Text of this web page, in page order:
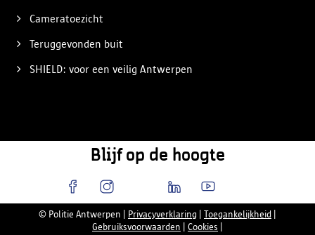
Cameratoezicht
Teruggevonden buit
SHIELD: voor een veilig Antwerpen
Blijf op de hoogte
© Politie Antwerpen Privacyverklaring Toegankelijkheid
Gebruiksvoorwaarden
Cookies